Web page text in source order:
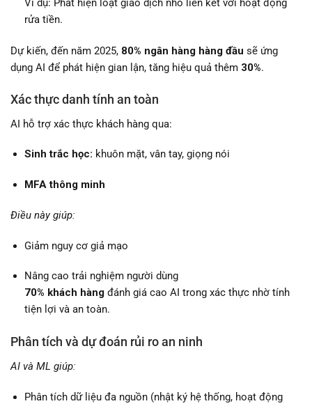
Ví dụ: Phát hiện loạt giao dịch nhỏ liên kết với hoạt động
rửa tiền.
Dự kiến, đến năm 2025, 80% ngân hàng hàng đầu sẽ ứng
dụng AI để phát hiện gian lận, tăng hiệu quả thêm 30%.
Xác thực danh tính an toàn
AI hỗ trợ xác thực khách hàng qua:
Sinh trắc học: khuôn mặt, vân tay, giọng nói
MFA thông minh
Điều này giúp:
Giảm nguy cơ giả mạo
Nâng cao trải nghiệm người dùng
70% khách hàngđánh giá cao AI trong xác thực nhờ tính
tiện lợi và an toàn.
Phân tích và dự đoán rủi ro an ninh
AI và ML giúp:
Phân tích dữ liệu đa nguồn (nhật ký hệ thống, hoạt động